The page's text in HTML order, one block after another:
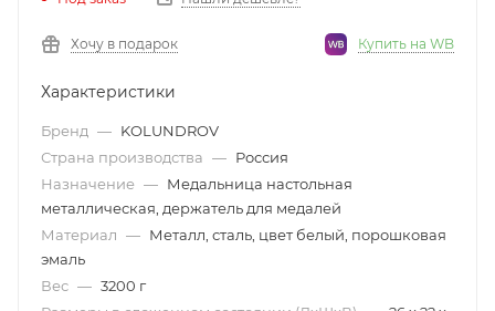
Хочу в подарок Купить на WB
Характеристики
Бренд — KOLUNDROV
Страна производства — Россия
Назначение — Медальница настольная
металлическая, держатель для медалей
Материал — Металл, сталь, цвет белый, порошковая
эмаль
Вес — 3200 г